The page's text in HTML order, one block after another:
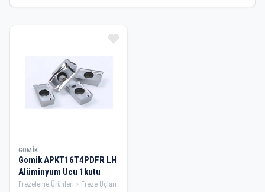
GOMIK
Gomik APKT16T4PDFR LH
Alüminyum Ucu 1kutu
Frezeleme Ürünleri Freze Uçları